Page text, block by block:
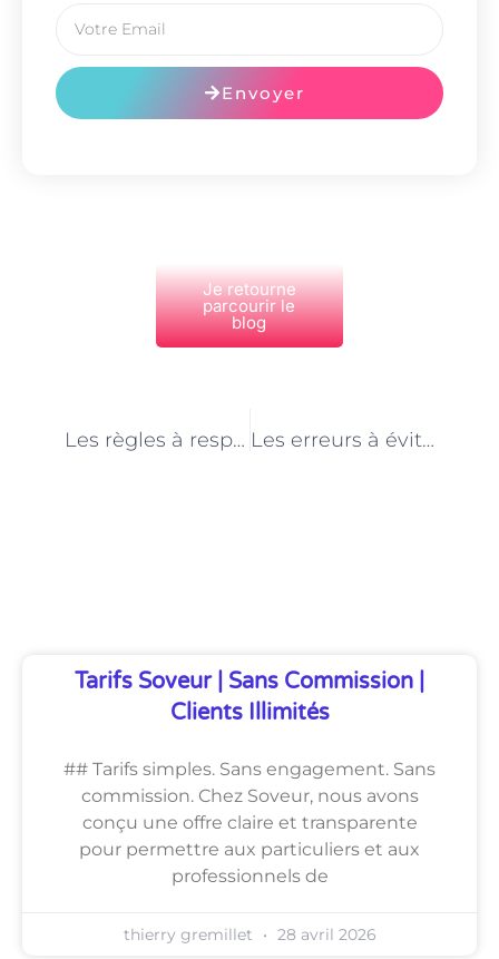
Envoyer
Je retourne
parcourir le
blog
Les règles à respecter pour la plomberie dans les logements à Paris Les erreurs à éviter lors du choix d’un plombier à Paris
Tarifs Soveur | Sans Commission |
Clients Illimités
## Tarifs simples. Sans engagement. Sans
commission. Chez Soveur, nous avons
conçu une offre claire et transparente
pour permettre aux particuliers et aux
professionnels de
thierry gremillet 28 avril 2026